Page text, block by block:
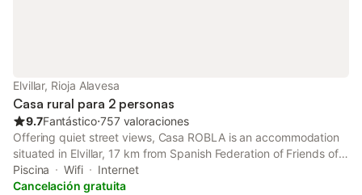
Elvillar, Rioja Alavesa
Casa rural para 2 personas
9.7Fantástico⋅757 valoraciones
Offering quiet street views, Casa ROBLA is an accommodation
situated in Elvillar, 17 km from Spanish Federation of Friends of
the Camino de Santiago Associations and 17 km from La Rioja
Museum.
Piscina Wifi
Internet
Cancelación gratuita